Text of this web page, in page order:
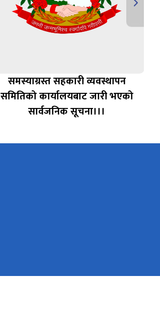
समस्याग्रस्त सहकारी व्यवस्थापन
समितिको कार्यालयबाट जारी भएको
सार्वजनिक सूचना।।।